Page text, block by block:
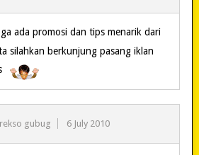
ada promosi dan tips menarik dari
silahkan berkunjung pasang iklan
gubug 6 July 2010